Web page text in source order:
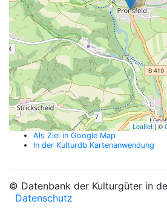
Leaflet| ©
Als Ziel in Google Map
In der Kulturdb Kartenanwendung
© Datenbank der Kulturgüter in
Datenschutz